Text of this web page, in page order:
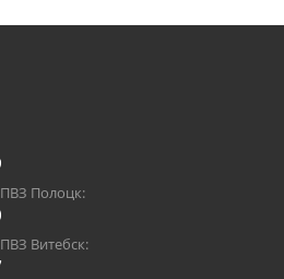
Полоцк:
Витебск: